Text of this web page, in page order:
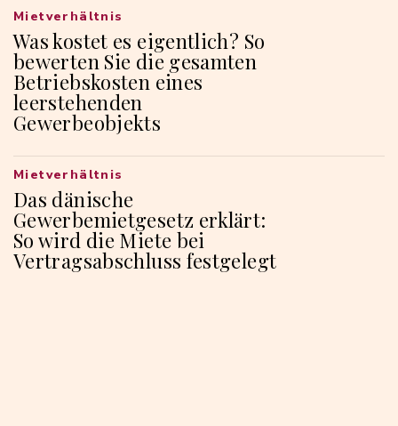
Was kostet es eigentlich? So
bewerten Sie die gesamten
Betriebskosten eines
leerstehenden
Gewerbeobjekts
Mietverhältnis
Das dänische
Gewerbemietgesetz erklärt:
So wird die Miete bei
Vertragsabschluss festgelegt
Mietverhältnis